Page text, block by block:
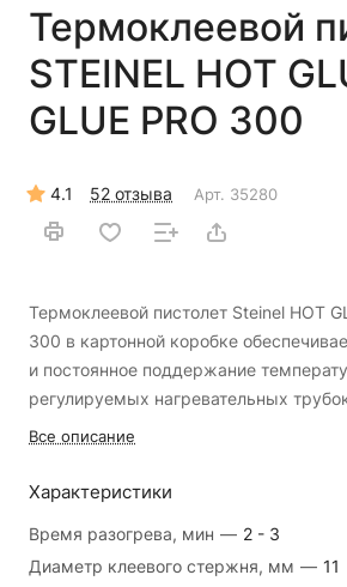
Термоклеевой
STEINEL HOT
GLUE PRO 300
4.1 52 отзыва Арт. 35280
Термоклеевой пистолет Steinel HOT
300 в картонной коробке
и постоянное поддержание
регулируемых нагревательных
аккуратную работу. Данная модель
счет чего снижается утомляемость
различными материалами.
пусковая защита - для повышения
съемная подставка - для
удобная ручка - для контроля над
Все описание
Характеристики
Время разогрева, мин — 2 - 3
Диаметр клеевого стержня, мм — 11